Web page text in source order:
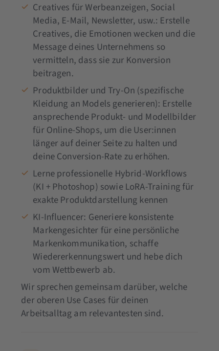
Creatives für Werbeanzeigen, Social
Media, E-Mail, Newsletter, usw.: Erstelle
Creatives, die Emotionen wecken und die
Message deines Unternehmens so
vermitteln, dass sie zur Konversion
beitragen.
Produktbilder und Try-On (spezifische
Kleidung an Models generieren): Erstelle
ansprechende Produkt- und Modellbilder
für Online-Shops, um die User:innen
länger auf deiner Seite zu halten und
deine Conversion-Rate zu erhöhen.
Lerne professionelle Hybrid-Workflows
(KI + Photoshop) sowie LoRA-Training für
exakte Produktdarstellung kennen
KI-Influencer: Generiere konsistente
Markengesichter für eine persönliche
Markenkommunikation, schaffe
Wiedererkennungswert und hebe dich
vom Wettbewerb ab.
Wir sprechen gemeinsam darüber, welche
der oberen Use Cases für deinen
Arbeitsalltag am relevantesten sind.